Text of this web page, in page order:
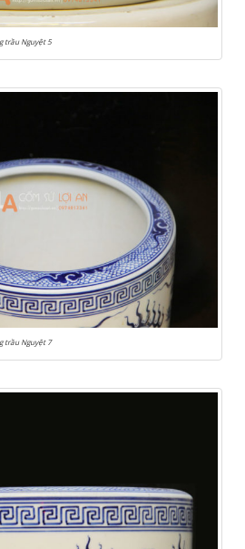
trầu Nguyệt 5
trầu Nguyệt 7